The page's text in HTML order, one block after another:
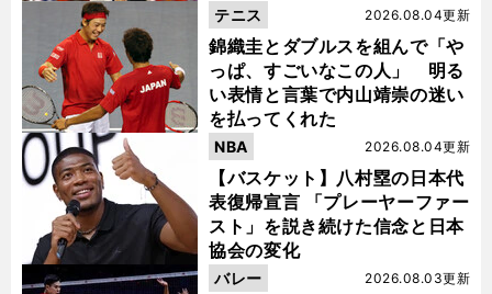
錦織圭とダブルスを組んで「や
っぱ、すごいなこの人」 明る
い表情と言葉で内山靖崇の迷い
を払ってくれた
2026.08.04更新
テニス
【バスケット】八村塁の日本代
表復帰宣言 「プレーヤーファー
スト」を説き続けた信念と日本
協会の変化
2026.08.04更新
NBA
2026.08.03更新
バレー